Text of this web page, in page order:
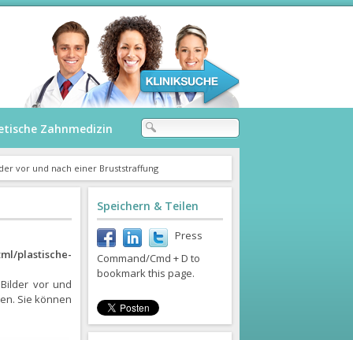
plastische-
vor und
Sie können
vor und nach einer Bruststraffung
Speichern & Teilen
Press
Command/Cmd + D to
bookmark this page.
Zahnmedizin